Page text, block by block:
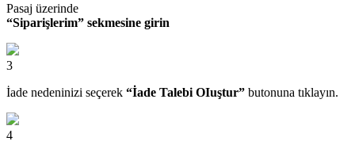
Pasaj üzerinde
“Siparişlerim” sekmesine girin
3
İade nedeninizi seçerek “İade Talebi OIuştur” butonuna tıklayın.
4